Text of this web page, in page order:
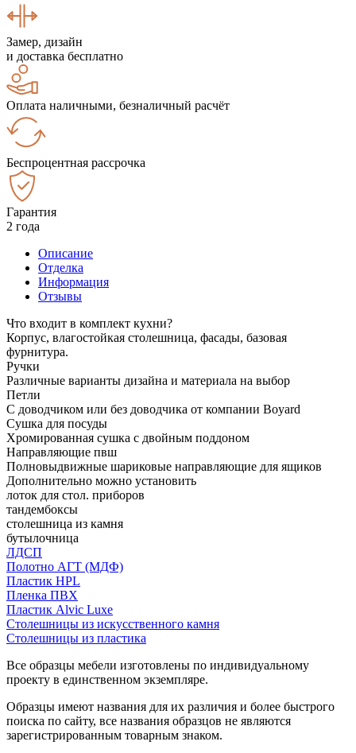
Замер, дизайн
и доставка бесплатно
Оплата наличными, безналичный расчёт
Беспроцентная рассрочка
Гарантия
2 года
Описание
Отделка
Информация
Отзывы
Что входит в комплект кухни?
Корпус, влагостойкая столешница, фасады, базовая
фурнитура.
Ручки
Различные варианты дизайна и материала на выбор
Петли
С доводчиком или без доводчика от компании Boyard
Сушка для посуды
Хромированная сушка с двойным поддоном
Направляющие пвш
Полновыдвижные шариковые направляющие для ящиков
Дополнительно можно установить
лоток для стол. приборов
тандембоксы
столешница из камня
бутылочница
ЛДСП
Полотно АГТ (МДФ)
Пластик HPL
Пленка ПВХ
Пластик Alvic Luxe
Столешницы из искусственного камня
Столешницы из пластика
Все образцы мебели изготовлены по индивидуальному
проекту в единственном экземпляре.
Образцы имеют названия для их различия и более быстрого
поиска по сайту, все названия образцов не являются
зарегистрированным товарным знаком.